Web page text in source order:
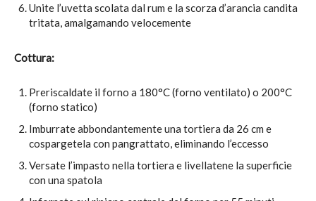
Unite l’uvetta scolata dal rum e la scorza d’arancia candita
tritata, amalgamando velocemente
Cottura:
Preriscaldate il forno a 180°C (forno ventilato) o 200°C
(forno statico)
Imburrate abbondantemente una tortiera da 26 cm e
cospargetela con pangrattato, eliminando l’eccesso
Versate l’impasto nella tortiera e livellatene la superficie
con una spatola